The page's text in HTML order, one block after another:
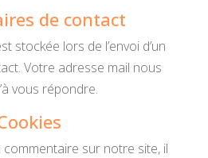
de contact
stockée lors de l’envoi d’un
Votre adresse mail nous
vous répondre.
sur notre site, il